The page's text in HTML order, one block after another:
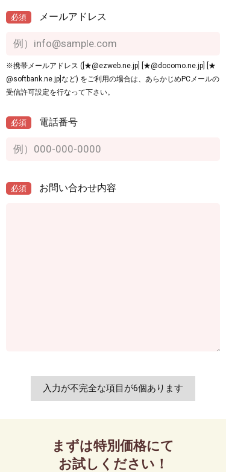
必須 メールアドレス
※携帯メールアドレス ([★@ezweb.ne.jp] [★@docomo.ne.jp] [★
@softbank.ne.jp]など) をご利用の場合は、あらかじめPCメールの
受信許可設定を行なって下さい。
必須 電話番号
必須 お問い合わせ内容
まずは特別価格にて
お試しください！